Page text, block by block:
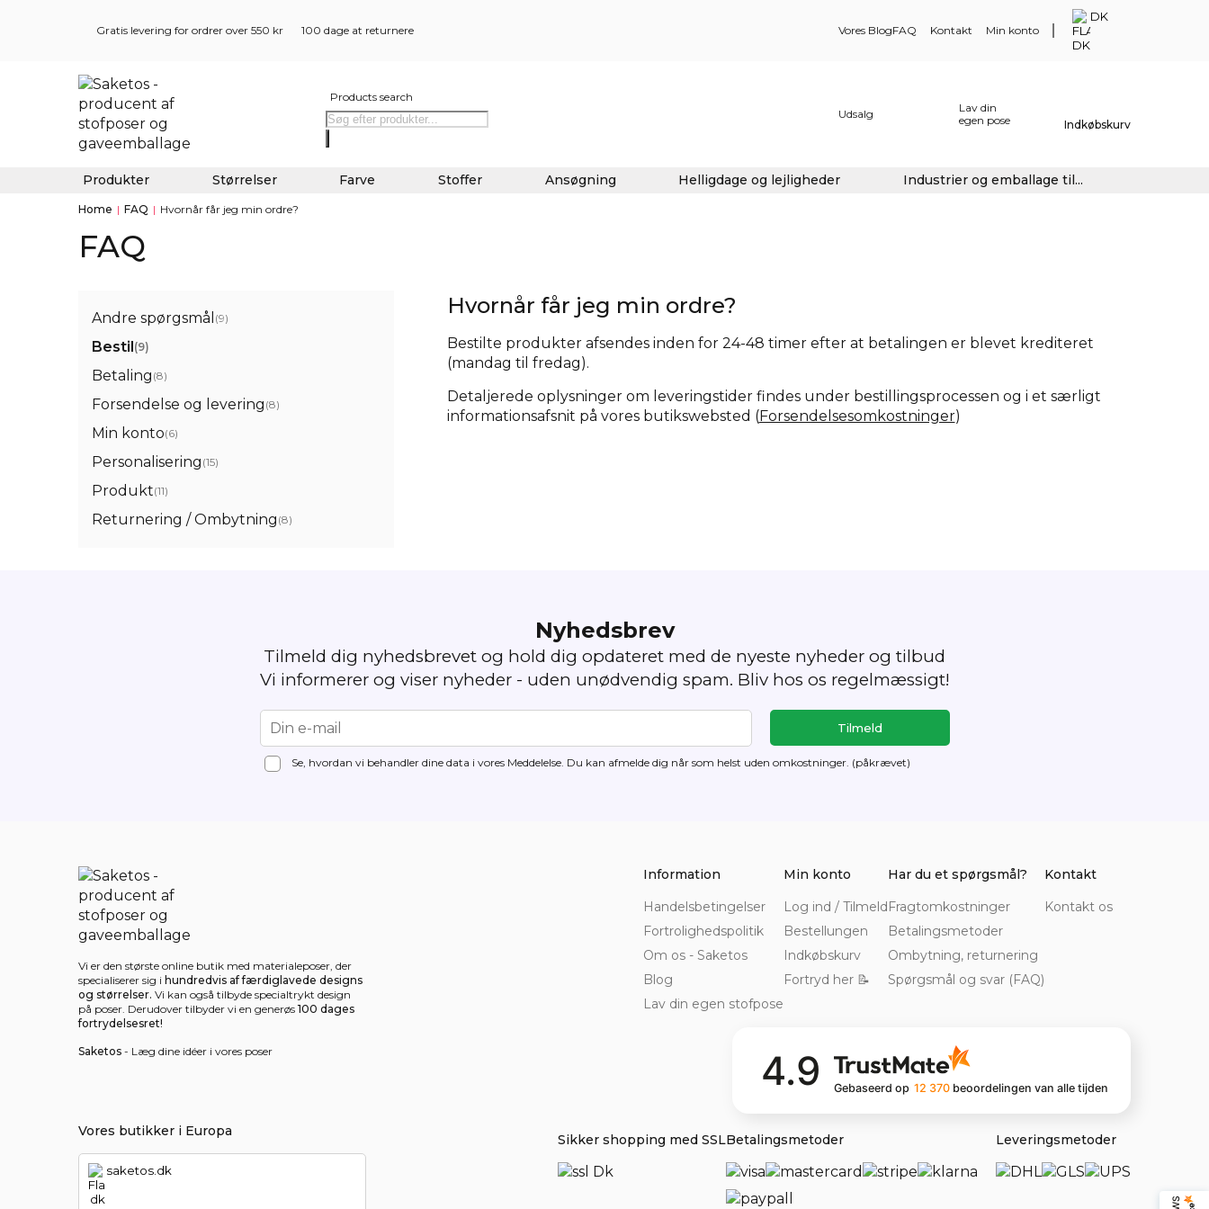
Gratis levering for ordrer over 550 kr 100 dage at returnere Vores BlogFAQ Kontakt Min konto
DK
Products search
Udsalg
Lav din
egen pose
Indkøbskurv
Produkter Størrelser Farve Stoffer Ansøgning Helligdage og lejligheder Industrier og emballage til...
Home | FAQ | Hvornår får jeg min ordre?
FAQ
Andre spørgsmål (9)
Bestil(9)
Betaling (8)
Forsendelse og levering (8)
Min konto(6)
Personalisering (15)
Produkt(11)
Returnering / Ombytning (8)
Hvornår får jeg min ordre?
Bestilte produkter afsendes inden for 24-48 timer efter at betalingen er blevet krediteret
(mandag til fredag).
Detaljerede oplysninger om leveringstider findes under bestillingsprocessen og i et særligt
informationsafsnit på vores butikswebsted (Forsendelsesomkostninger)
Nyhedsbrev
Tilmeld dig nyhedsbrevet og hold dig opdateret med de nyeste nyheder og tilbud
Vi informerer og viser nyheder - uden unødvendig spam. Bliv hos os regelmæssigt!
Se, hvordan vi behandler dine data i vores Meddelelse. Du kan afmelde dig når som helst uden omkostninger. (påkrævet)
Vi er den største online butik med materialeposer, der
specialiserer sig i hundredvis af færdiglavede designs
og størrelser. Vi kan også tilbyde specialtrykt design
på poser. Derudover tilbyder vi en generøs 100 dages
fortrydelsesret!
Saketos - Læg dine idéer i vores poser
Vores butikker i Europa
saketos.dk
Information
Handelsbetingelser
Fortrolighedspolitik
Om os - Saketos
Blog
Lav din egen stofpose
Min konto
Log ind / Tilmeld
Bestellungen
Indkøbskurv
Fortryd her 📝
Har du et spørgsmål?
Fragtomkostninger
Betalingsmetoder
Ombytning, returnering
Spørgsmål og svar (FAQ)
Kontakt
Kontakt os
4.9 Gebaseerd op 12 370 beoordelingenvan alle tijden
Sikker shopping med SSLBetalingsmetoder Leveringsmetoder